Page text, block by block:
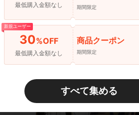
最低購入金額なし
期間限定
新規ユーザー
30%OFF
最低購入金額なし
商品クーポン
期間限定
すべて集める